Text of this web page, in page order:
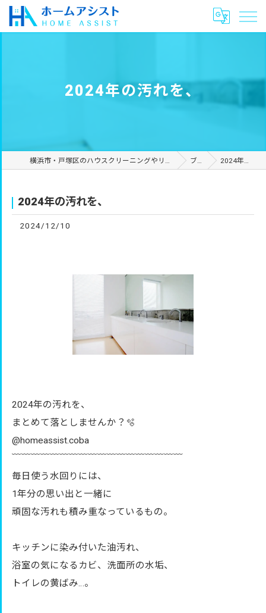
2024年の汚れを、
横浜市・戸塚区のハウスクリーニングやリフォームは合同会社ホームアシスト ブログ 2024年の汚れを、
2024年の汚れを、
2024/12/10
2024年の汚れを、
まとめて落としませんか？🫧
@homeassist.coba
﹋﹋﹋﹋﹋﹋﹋﹋﹋﹋﹋﹋﹋﹋﹋﹋﹋﹋
毎日使う水回りには、
1年分の思い出と一緒に
頑固な汚れも積み重なっているもの。
キッチンに染み付いた油汚れ、
浴室の気になるカビ、洗面所の水垢、
トイレの黄ばみ…。